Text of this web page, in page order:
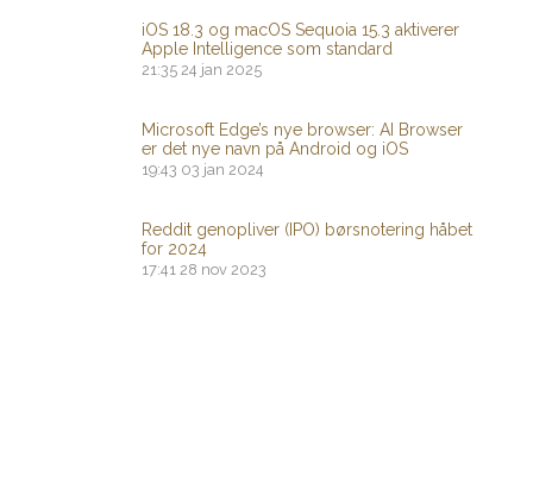
iOS 18.3 og macOS Sequoia 15.3 aktiverer
Apple Intelligence som standard
21:35 24 jan 2025
Microsoft Edge’s nye browser: AI Browser
er det nye navn på Android og iOS
19:43 03 jan 2024
Reddit genopliver (IPO) børsnotering håbet
for 2024
17:41 28 nov 2023